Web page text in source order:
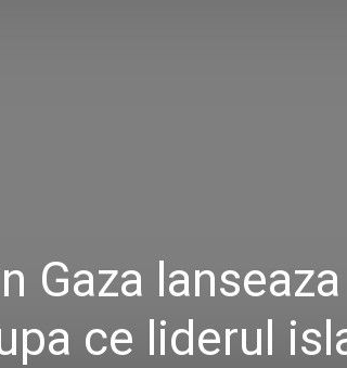
Gaza
ce liderul